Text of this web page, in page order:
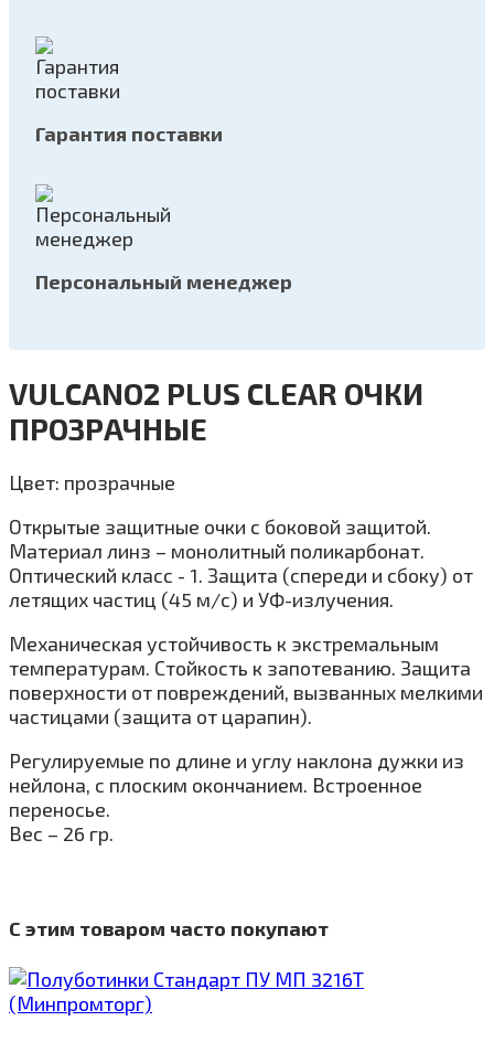
Гарантия поставки
Персональный менеджер
VULCANO2 PLUS CLEAR ОЧКИ
ПРОЗРАЧНЫЕ
Цвет: прозрачные
Открытые защитные очки с боковой защитой.
Материал линз – монолитный поликарбонат.
Оптический класс - 1. Защита (спереди и сбоку) от
летящих частиц (45 м/с) и УФ-излучения.
Механическая устойчивость к экстремальным
температурам. Стойкость к запотеванию. Защита
поверхности от повреждений, вызванных мелкими
частицами (защита от царапин).
Регулируемые по длине и углу наклона дужки из
нейлона, с плоским окончанием. Встроенное
переносье.
Вес – 26 гр.
С этим товаром часто покупают